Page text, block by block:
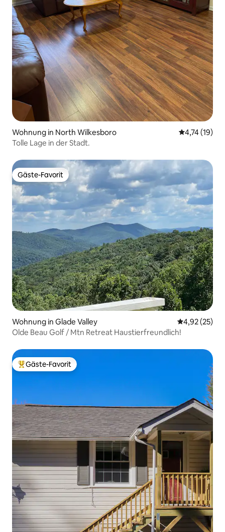
Wohnung in North Wilkesboro
4,74 (19)
Tolle Lage in der Stadt.
Gäste-Favorit
Gäste-Favorit
Wohnung in Glade Valley
4,92 (25)
Olde Beau Golf / Mtn Retreat Haustierfreundlich!
Beliebter Gäste-Favorit.
Gäste-Favorit